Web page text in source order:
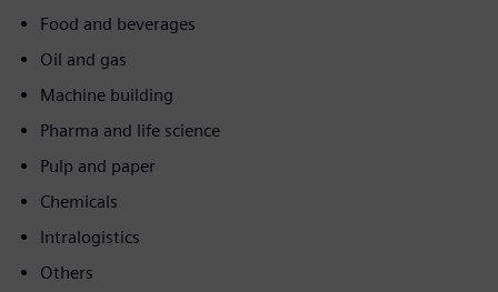
Food and beverages
Oil and gas
Machine building
Pharma and life science
Pulp and paper
Chemicals
Intralogistics
Others